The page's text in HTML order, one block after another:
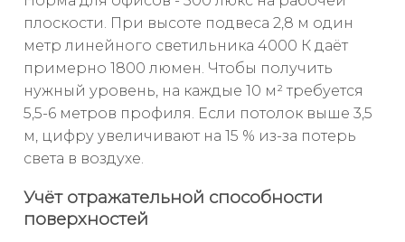
плоскости. При высоте подвеса 2,8 м один
метр линейного светильника 4000 К даёт
примерно 1800 люмен. Чтобы получить
нужный уровень, на каждые 10 м² требуется
5,5-6 метров профиля. Если потолок выше 3,5
м, цифру увеличивают на 15 % из-за потерь
света в воздухе.
Учёт отражательной способности
поверхностей